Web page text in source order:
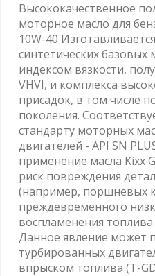
Высококачественное
моторное масло для
10W-40
синтетических базовых
индексом вязкости,
VHVI, и комплекса
присадок, в том числе
поколения.
стандарту моторных
двигателей - API SN
применение масла Kixx
риск повреждения
(например, поршневых
преждевременного
воспламенения
Данное явление может
турбированных
впрыском топлива (T-